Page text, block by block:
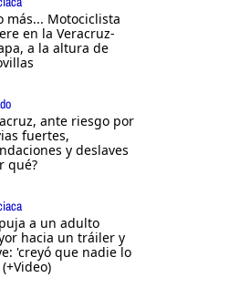
más... Motociclista
en la Veracruz-
a la altura de
ante riesgo por
fuertes,
y deslaves
qué?
a un adulto
hacia un tráiler y
'creyó que nadie lo